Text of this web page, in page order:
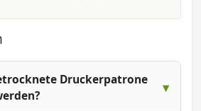
Druckerpatrone